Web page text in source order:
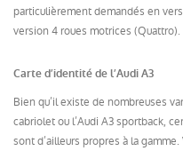
particulièrement demandés en
version 4 roues motrices (Quattro).
Carte d’identité de l’Audi A3
Bien qu’il existe de nombreuses
cabriolet ou l’Audi A3 sportback,
sont d’ailleurs propres à la